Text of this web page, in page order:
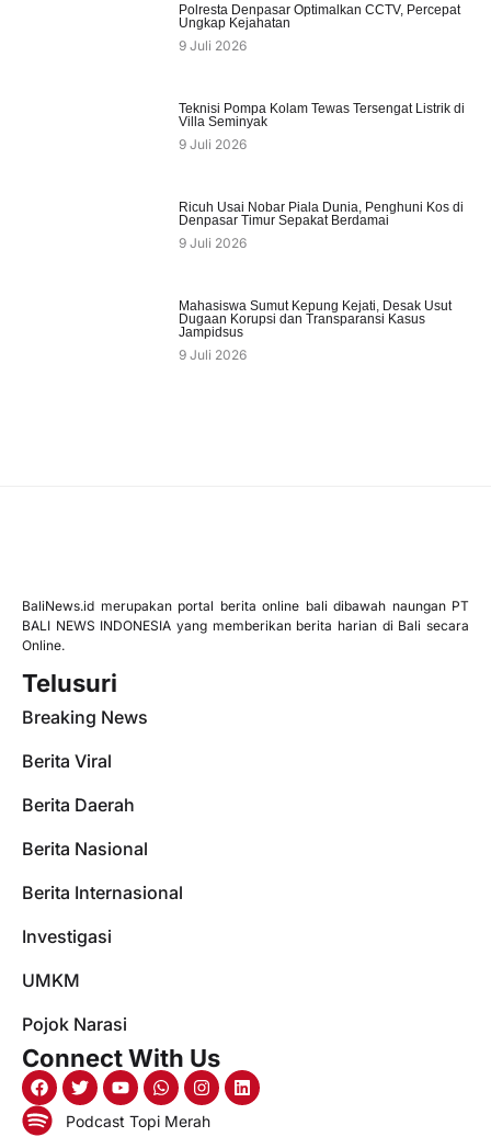
Polresta Denpasar Optimalkan CCTV, Percepat
Ungkap Kejahatan
9 Juli 2026
Teknisi Pompa Kolam Tewas Tersengat Listrik di
Villa Seminyak
9 Juli 2026
Ricuh Usai Nobar Piala Dunia, Penghuni Kos di
Denpasar Timur Sepakat Berdamai
9 Juli 2026
Mahasiswa Sumut Kepung Kejati, Desak Usut
Dugaan Korupsi dan Transparansi Kasus
Jampidsus
9 Juli 2026
BaliNews.id merupakan portal berita online bali dibawah naungan PT
BALI NEWS INDONESIA yang memberikan berita harian di Bali secara
Online.
Telusuri
Breaking News
Berita Viral
Berita Daerah
Berita Nasional
Berita Internasional
Investigasi
UMKM
Pojok Narasi
Connect With Us
Podcast Topi Merah